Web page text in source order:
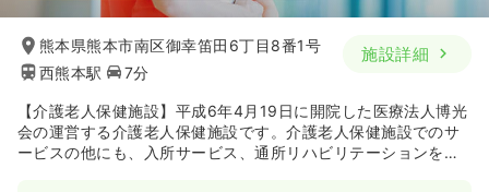
熊本県熊本市南区御幸笛田6丁目8番1号
西熊本駅
7分
施設詳細
【介護老人保健施設】平成6年4月19日に開院した医療法人博光
会の運営する介護老人保健施設です。介護老人保健施設でのサ
ービスの他にも、入所サービス、通所リハビリテーションを提